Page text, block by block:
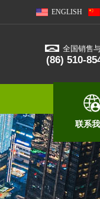
ENGLISH
全国销售
(86) 510-
联系